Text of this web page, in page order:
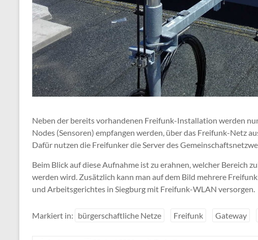
Neben der bereits vorhandenen Freifunk-Installation werden
Nodes (Sensoren) empfangen werden, über das Freifunk-Netz
Dafür nutzen die Freifunker die Server des
Beim Blick auf diese Aufnahme ist zu erahnen, welcher Bereich
werden wird. Zusätzlich kann man auf dem Bild mehrere
und Arbeitsgerichtes in Siegburg mit Freifunk-WLAN versorgen.
Markiert in: bürgerschaftliche Netze Freifunk Gateway